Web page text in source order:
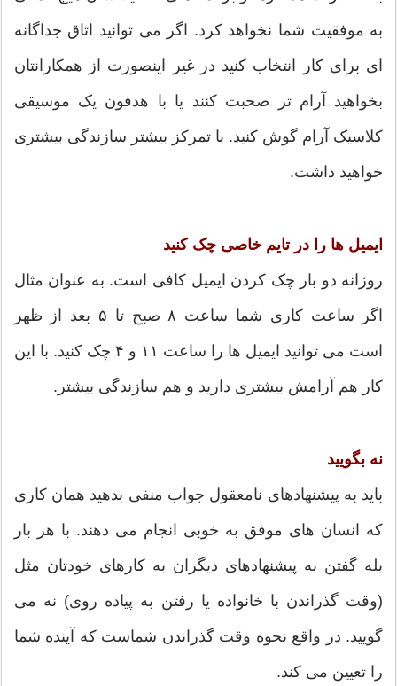
به موفقیت شما نخواهد کرد. اگر می توانید اتاق جداگانه
ای برای کار انتخاب کنید در غیر اینصورت از همکارانتان
بخواهید آرام تر صحبت کنند یا با هدفون یک موسیقی
کلاسیک آرام گوش کنید. با تمرکز بیشتر سازندگی بیشتری
خواهید داشت.
ایمیل ها را در تایم خاصی چک کنید
روزانه دو بار چک کردن ایمیل کافی است. به عنوان مثال
اگر ساعت کاری شما ساعت ۸ صبح تا ۵ بعد از ظهر
است می توانید ایمیل ها را ساعت ۱۱ و ۴ چک کنید. با این
کار هم آرامش بیشتری دارید و هم سازندگی بیشتر.
نه بگویید
باید به پیشنهادهای نامعقول جواب منفی بدهید همان کاری
که انسان های موفق به خوبی انجام می دهند. با هر بار
بله گفتن به پیشنهادهای دیگران به کارهای خودتان مثل
(وقت گذراندن با خانواده یا رفتن به پیاده روی) نه می
گویید. در واقع نحوه وقت گذراندن شماست که آینده شما
را تعیین می کند.